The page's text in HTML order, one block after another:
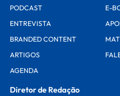
PODCAST
ENTREVISTA
BRANDED CONTENT
ARTIGOS
AGENDA
E-
Diretor de Redação